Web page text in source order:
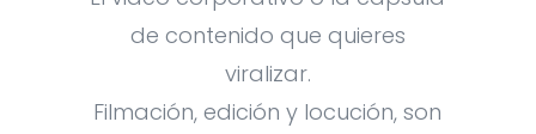
de contenido que quieres
viralizar.
Filmación, edición y locución, son